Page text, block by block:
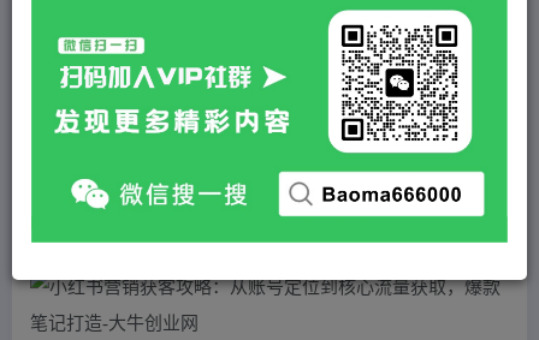
5 积分
黄金会员 2 超级会员(永久VIP) 免费
站长QQ：1970819299